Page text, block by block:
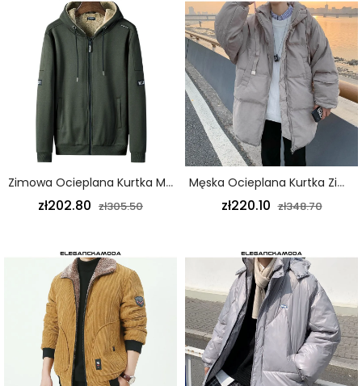
Zimowa Ocieplana Kurtka Męska Z Owczej Wełny Gruba Ciepła Kurtka Z Kapturem W Kolorze Wojskowej Zieleni
zł202.80 zł305.50
Męska Ocieplana Kurtka Zimowa Z Kapturem Modna Kurtka Podróżna Y39 Grey
zł220.10 zł348.70